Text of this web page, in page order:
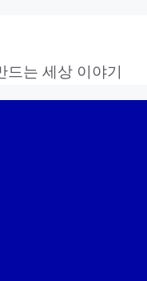
드는 세상 이야기